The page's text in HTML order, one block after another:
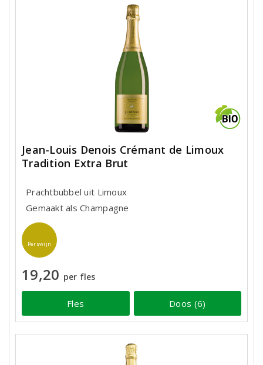
Jean-Louis Denois Crémant de Limoux
Tradition Extra Brut
Prachtbubbel uit Limoux
Gemaakt als Champagne
Perswijn
19,20 per fles
Fles Doos (6)